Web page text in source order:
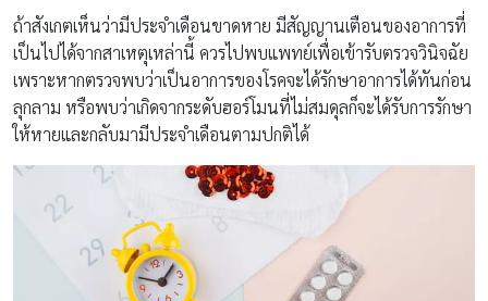
ถ้าสังเกตเห็นว่ามีประจำเดือนขาดหาย มีสัญญานเตือนของอาการที่
เป็นไปได้จากสาเหตุเหล่านี้ ควรไปพบแพทย์เพื่อเข้ารับตรวจวินิจฉัย
เพราะหากตรวจพบว่าเป็นอาการของโรคจะได้รักษาอาการได้ทันก่อน
ลุกลาม หรือพบว่าเกิดจากระดับฮอร์โมนที่ไม่สมดุลก็จะได้รับการรักษา
ให้หายและกลับมามีประจำเดือนตามปกติได้